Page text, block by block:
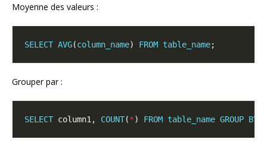
Moyenne des valeurs :
SELECT AVG(column_name) FROM table_name
Grouper par :
SELECT column1, COUNT(*) FROM table_name GROUP BY